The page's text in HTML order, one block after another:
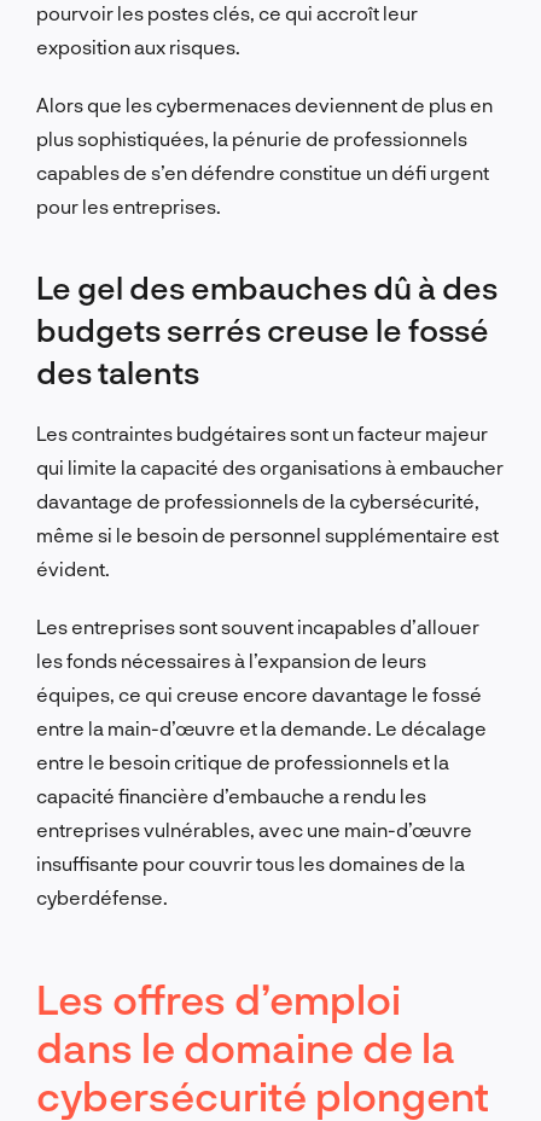
pourvoir les postes clés, ce qui accroît leur
exposition aux risques.
Alors que les cybermenaces deviennent de plus en
plus sophistiquées, la pénurie de professionnels
capables de s’en défendre constitue un défi urgent
pour les entreprises.
Le gel des embauches dû à des
budgets serrés creuse le fossé
des talents
Les contraintes budgétaires sont un facteur majeur
qui limite la capacité des organisations à embaucher
davantage de professionnels de la cybersécurité,
même si le besoin de personnel supplémentaire est
évident.
Les entreprises sont souvent incapables d’allouer
les fonds nécessaires à l’expansion de leurs
équipes, ce qui creuse encore davantage le fossé
entre la main-d’œuvre et la demande. Le décalage
entre le besoin critique de professionnels et la
capacité financière d’embauche a rendu les
entreprises vulnérables, avec une main-d’œuvre
insuffisante pour couvrir tous les domaines de la
cyberdéfense.
Les offres d’emploi
dans le domaine de la
cybersécurité plongent